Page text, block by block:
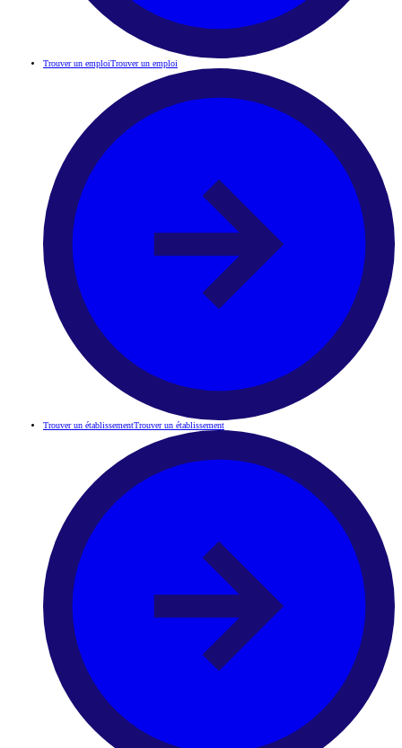
Trouver un emploiTrouver un emploi
Trouver un établissementTrouver un établissement